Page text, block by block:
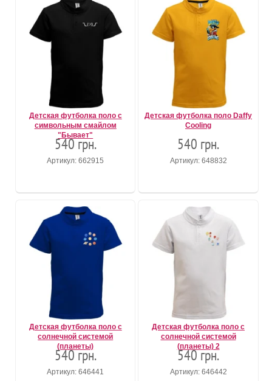
Детская футболка поло с
символьным смайлом
"Бывает"
540 грн.
Артикул: 662915
Детская футболка поло Daffy
Cooling
540 грн.
Артикул: 648832
Детская футболка поло с
солнечной системой
(планеты)
540 грн.
Артикул: 646441
Детская футболка поло с
солнечной системой
(планеты) 2
540 грн.
Артикул: 646442